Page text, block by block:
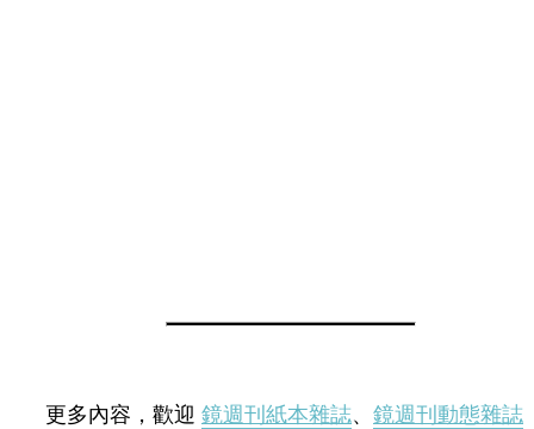
更多內容，歡迎 鏡週刊紙本雜誌、 鏡週刊動態雜誌